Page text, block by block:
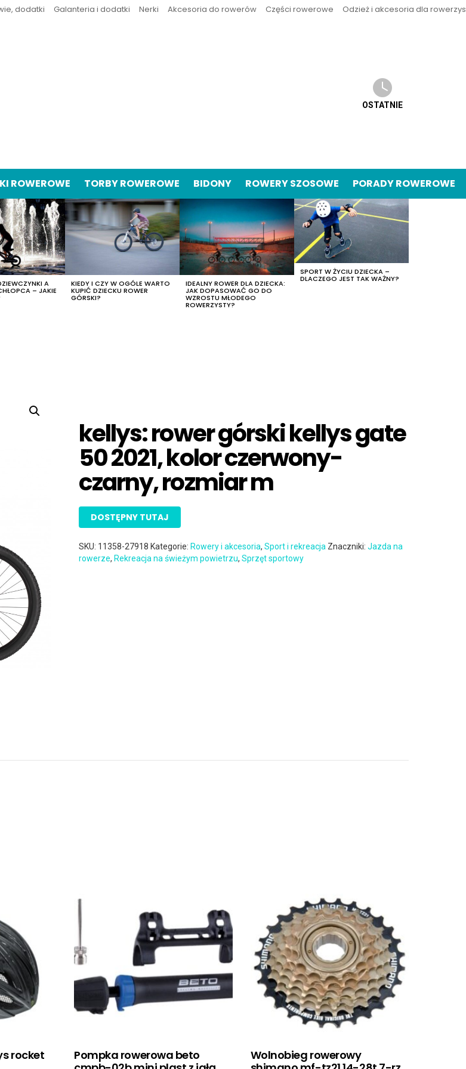
dodatki Galanteria i dodatki Nerki Akcesoria do rowerów Części rowerowe Odzież i akcesoria dla
OSTATNIE
ROWEROWE TORBY ROWEROWE BIDONY ROWERY SZOSOWE PORADY ROWEROWE
A
– JAKIE
KIEDY I CZY W OGÓLE WARTO
KUPIĆ DZIECKU ROWER
GÓRSKI?
IDEALNY ROWER DLA DZIECKA:
JAK DOPASOWAĆ GO DO
WZROSTU MŁODEGO
ROWERZYSTY?
SPORT W ŻYCIU DZIECKA –
DLACZEGO JEST TAK WAŻNY?
kellys: rower górski kellys gate
50 2021, kolor czerwony-
czarny, rozmiar m
DOSTĘPNY TUTAJ
SKU: 11358-27918 Kategorie: Rowery i akcesoria,Sport i rekreacja Znaczniki:Jazda na
rowerze, Rekreacja na świeżym powietrzu,Sprzęt sportowy
rocket
Pompka rowerowa beto
Wolnobieg rowerowy